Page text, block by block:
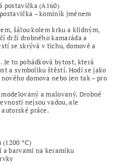
postavička (A160)
– kominík jménem
šálou kolem krku a klidným,
drží drobného kamaráda a
se skrývá v tichu, domově a
Je to pohádková bytost, která
a symboliku štěstí. Hodí se jako
domova nebo jen tak – pro
a malovaný. Drobné
nejsou vadou, ale
práce.
°C)
a barvami na keramiku